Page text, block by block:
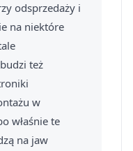
odsprzedaży i
na niektóre
też
w
właśnie te
na jaw